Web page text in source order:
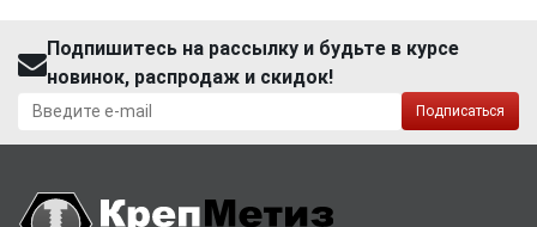
Подпишитесь на рассылку и будьте в курсе
новинок, распродаж и скидок!
Подписаться